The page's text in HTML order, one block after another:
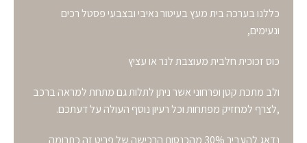
כללנו בערכה בית מעץ בעיטור נאיבי ובצבעי פסטל רכים
ונעימים,
כוס זכוכית חלבית מעוצבת לנר או עציץ
ולב מתכת קטן ופרחוני אשר ניתן לתלות גם מתחת למראה ברכב
,לצרף למחזיק מפתחות וכל רעיון נוסף העולה על דעתכם.
נדאג להעביר 30% מהכנסות הרכישה של פריט זה כתרומה